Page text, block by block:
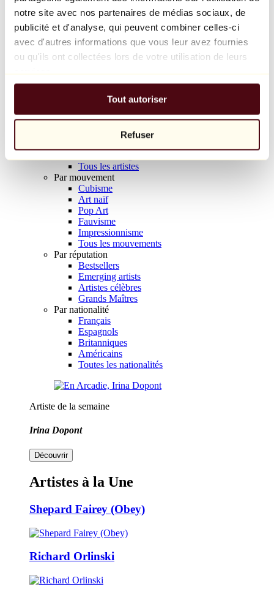
notre site avec nos partenaires de médias sociaux, de
publicité et d'analyse, qui peuvent combiner celles-ci
avec d'autres informations que vous leur avez fournies
ou qu'ils ont collectées lors de votre utilisation de leurs
Tout autoriser
Refuser
Balloon Dog (Orange)
Jeff Koons
10 000 €
Parcourir
Tous les sculpteurs
Tous les photographes
Tous les artistes
Par mouvement
Cubisme
Art naïf
Pop Art
Fauvisme
Impressionnisme
Tous les mouvements
Par réputation
Bestsellers
Emerging artists
Artistes célèbres
Grands Maîtres
Par nationalité
Français
Espagnols
Britanniques
Américains
Toutes les nationalités
Artiste de la semaine
Irina Dopont
Découvrir
Artistes à la Une
Shepard Fairey (Obey)
Richard Orlinski